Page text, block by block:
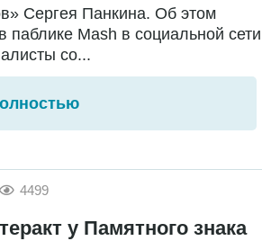
Сергея Панкина. Об этом
Mash в социальной сети
со...
4499
у Памятного знака